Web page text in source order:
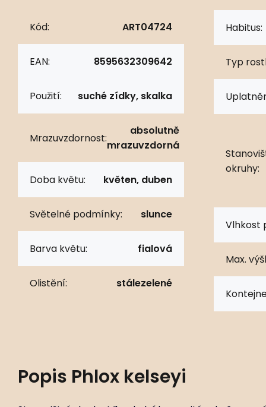
Kód: ART04724
EAN: 8595632309642
Použití: suché zídky, skalka
Mrazuvzdornost:
absolutně
mrazuvzdorná
Doba květu: květen, duben
Světelné podmínky: slunce
Barva květu: fialová
Olistění: stálezelené
Habitus:
Typ
okruhy:
Vlhkost
Max.
Popis Phlox kelseyi